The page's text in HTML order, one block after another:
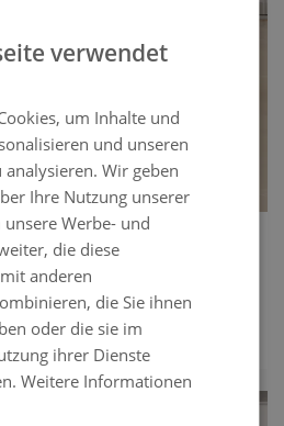
Plus
ENTDECKEN
verwendet
um Inhalte und
und unseren
Wir geben
Ihre Nutzung unserer
Werbe- und
die diese
anderen
die Sie ihnen
oder die sie im
ihrer Dienste
Weitere Informationen